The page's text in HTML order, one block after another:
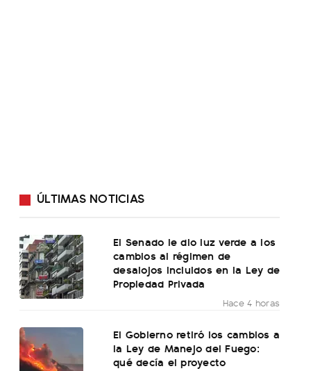
ÚLTIMAS NOTICIAS
El Senado le dio luz verde a los
cambios al régimen de
desalojos incluidos en la Ley de
Propiedad Privada
Hace 4 horas
El Gobierno retiró los cambios a
la Ley de Manejo del Fuego:
qué decía el proyecto